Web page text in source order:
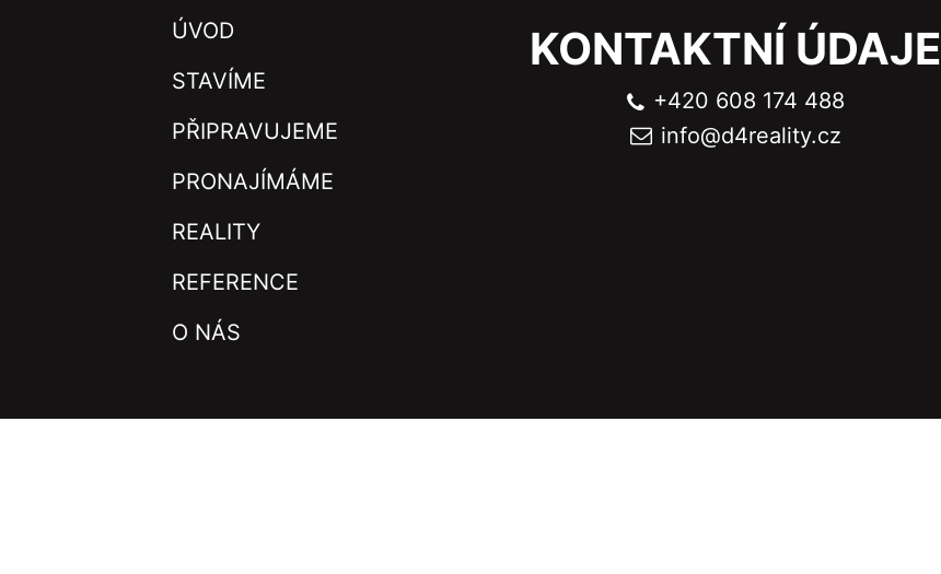
ÚVOD
STAVÍME
PŘIPRAVUJEME
PRONAJÍMÁME
REALITY
REFERENCE
O NÁS
KONTAKTNÍ ÚDAJE
+420 608 174 488
info@d4reality.cz